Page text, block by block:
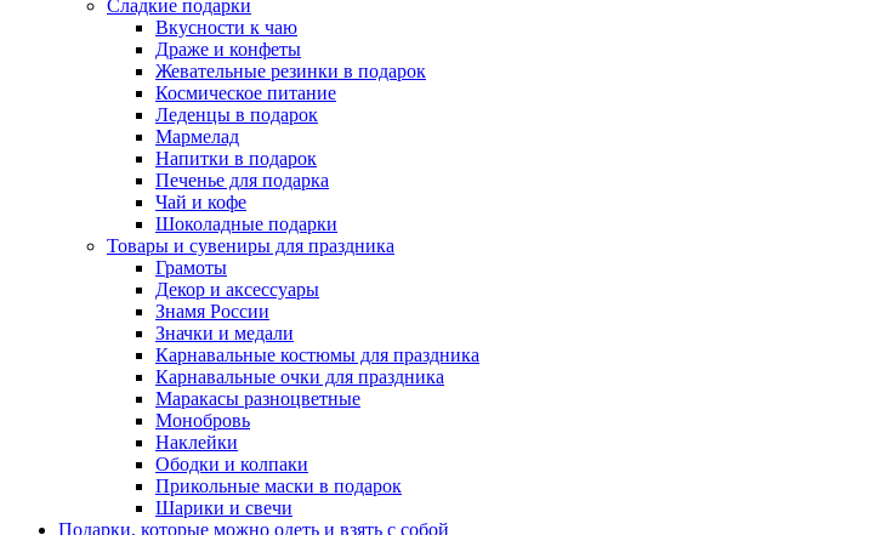
Сладкие подарки
Вкусности к чаю
Драже и конфеты
Жевательные резинки в подарок
Космическое питание
Леденцы в подарок
Мармелад
Напитки в подарок
Печенье для подарка
Чай и кофе
Шоколадные подарки
Товары и сувениры для праздника
Грамоты
Декор и аксессуары
Знамя России
Значки и медали
Карнавальные костюмы для праздника
Карнавальные очки для праздника
Маракасы разноцветные
Монобровь
Наклейки
Ободки и колпаки
Прикольные маски в подарок
Шарики и свечи
Подарки, которые можно одеть и взять с собой